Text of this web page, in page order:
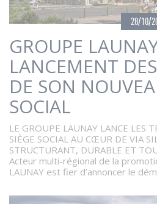
28/10/
GROUPE
LANCEMENT
DE SON
SOCIAL
LE GROUPE LAUNAY LANCE LES
SIÈGE SOCIAL AU CŒUR DE VIA
STRUCTURANT, DURABLE ET
Acteur multi-régional de la
LAUNAY est fier d’annoncer le